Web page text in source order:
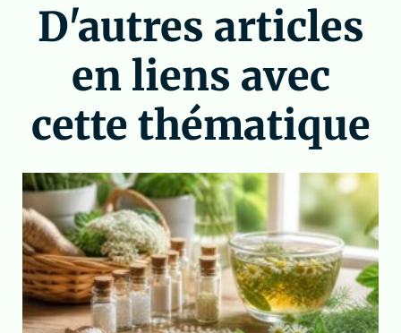
D'autres articles
en liens avec
cette thématique